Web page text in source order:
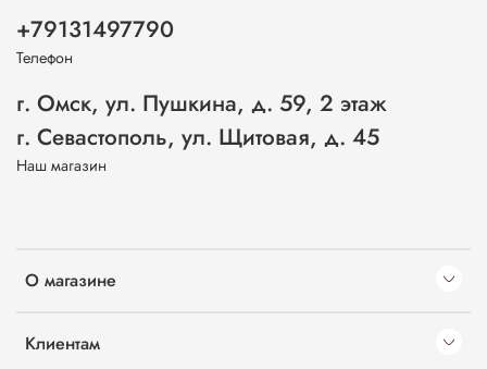
О магазине
Клиентам
+79131497790
Телефон
г. Омск, ул. Пушкина, д. 59, 2 этаж
г. Севастополь, ул. Щитовая, д. 45
Наш магазин